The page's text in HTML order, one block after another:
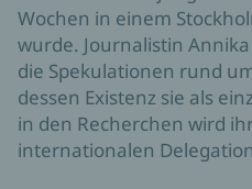
Wochen in einem
wurde. Journalistin
die Spekulationen rund
dessen Existenz sie als
in den Recherchen wird
internationalen